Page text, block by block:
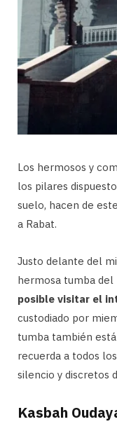
Los hermosos y
los pilares
suelo, hacen de
a Rabat.
Justo delante del
hermosa tumba del
posible visitar el
custodiado por
tumba también
recuerda a todos
silencio y discretos
Kasbah